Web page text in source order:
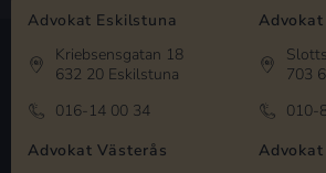
Advokat Eskilstuna
Kriebsensgatan 18
632 20 Eskilstuna
016-14 00 34
703
010-
Advokat Västerås